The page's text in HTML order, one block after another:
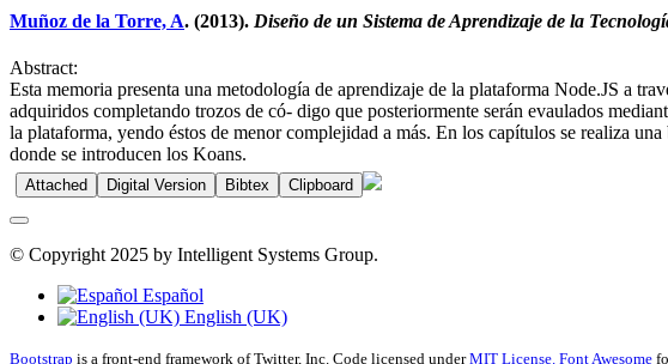
Muñoz de la Torre, A. (2013). Diseño de un Sistema de Aprendizaje de la
Abstract:
Esta memoria presenta una metodología de aprendizaje de la plataforma Node.JS a
adquiridos completando trozos de có- digo que posteriormente serán evaulados
la plataforma, yendo éstos de menor complejidad a más. En los capítulos se realiza
donde se introducen los Koans.
Attached Digital Version Bibtex Clipboard
© Copyright 2025 by Intelligent Systems Group.
Español
English (UK)
Bootstrap is a front-end framework of Twitter, Inc. Code licensed underMIT License. Font Awesome